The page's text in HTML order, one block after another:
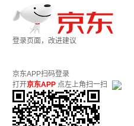
登录页面，改进建议
京东APP扫码登录
打开京东APP 点左上角扫一扫